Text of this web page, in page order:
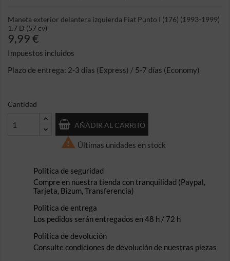
Maneta exterior delantera izquierda Fiat Punto I (176) (1993-1999)
1.7 D (57 cv)
9,99 €
Impuestos incluidos
Plazo de entrega: 2-3 días (Express) / 5-7 días (Economy)
Cantidad
AÑADIR AL CARRITO
 Últimas unidades en stock
Política de seguridad
Compre en nuestra tienda con tranquilidad (Paypal,
Tarjeta, Bizum, Transferencia)
Política de entrega
Los pedidos serán entregados en 48 h / 72 h
Política de devolución
Consulte condiciones de devolución de nuestras piezas